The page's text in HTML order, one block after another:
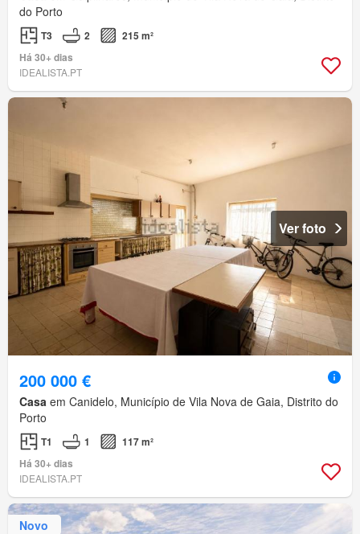
do Porto
T3 2
215 m²
Há 30+ dias
IDEALISTA.PT
Ver foto
200 000 €
Casa em Canidelo, Município de Vila Nova de Gaia, Distrito do
Porto
T1 1
117 m²
Há 30+ dias
IDEALISTA.PT
Novo